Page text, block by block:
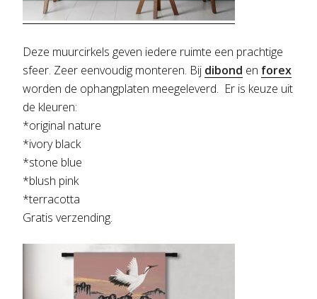
Deze muurcirkels geven iedere ruimte een prachtige
sfeer. Zeer eenvoudig monteren. Bij dibond en forex
worden de ophangplaten meegeleverd. Er is keuze uit
de kleuren:
*original nature
*ivory black
*stone blue
*blush pink
*terracotta
Gratis verzending.